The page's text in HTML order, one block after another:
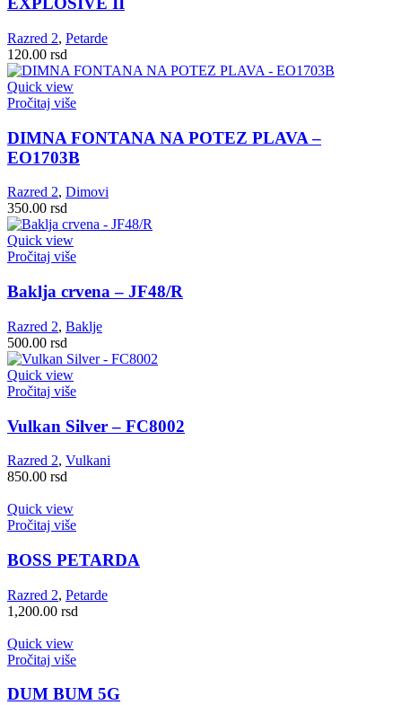
Razred 2, Petarde
120.00 rsd
Quick view
Pročitaj više
DIMNA FONTANA NA POTEZ PLAVA –
EO1703B
Razred 2, Dimovi
350.00 rsd
Quick view
Pročitaj više
Baklja crvena – JF48/R
Razred 2, Baklje
500.00 rsd
Quick view
Pročitaj više
Vulkan Silver – FC8002
Razred 2, Vulkani
850.00 rsd
Quick view
Pročitaj više
BOSS PETARDA
Razred 2, Petarde
1,200.00 rsd
Quick view
Pročitaj više
DUM BUM 5G